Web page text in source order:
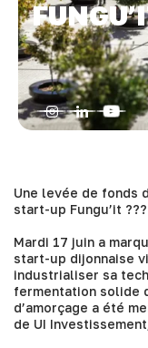
Une levée de fonds
start-up Fungu’it
Mardi 17 juin a
start-up dijonnaise
industrialiser sa
fermentation solide
d’amorçage a été
de UI Investissement